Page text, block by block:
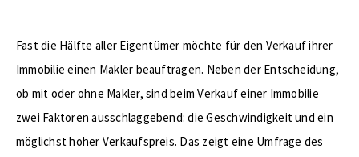
Fast die Hälfte aller Eigentümer möchte für den Verkauf ihrer
Immobilie einen Makler beauftragen. Neben der Entscheidung,
ob mit oder ohne Makler, sind beim Verkauf einer Immobilie
zwei Faktoren ausschlaggebend: die Geschwindigkeit und ein
möglichst hoher Verkaufspreis. Das zeigt eine Umfrage des